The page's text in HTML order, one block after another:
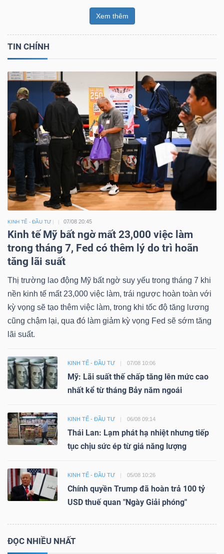
Xem thêm
TIN CHÍNH
KINH TẾ - ĐẦU TƯ 07/08 20:45
Kinh tế Mỹ bất ngờ mất 23,000 việc làm
trong tháng 7, Fed có thêm lý do trì hoãn
tăng lãi suất
Thị trường lao động Mỹ bất ngờ suy yếu trong tháng 7 khi
nền kinh tế mất 23,000 việc làm, trái ngược hoàn toàn với
kỳ vọng sẽ tạo thêm việc làm, trong khi tốc độ tăng lương
cũng chậm lại, qua đó làm giảm kỳ vọng Fed sẽ sớm tăng
lãi suất.
KINH TẾ - ĐẦU TƯ 07/08 10:06
Mỹ: Lãi suất thế chấp tăng lên mức cao
nhất kể từ tháng Bảy năm ngoái
KINH TẾ - ĐẦU TƯ 06/08 09:14
Thái Lan: Lạm phát hạ nhiệt nhưng tiếp
tục chịu sức ép từ giá năng lượng
KINH TẾ - ĐẦU TƯ 05/08 10:26
Chính quyền Trump đã hoàn trả 100 tỷ
USD thuế quan "Ngày Giải phóng"
ĐỌC NHIỀU NHẤT